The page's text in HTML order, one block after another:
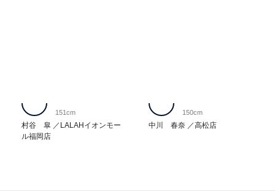
村谷 皐
LALAHイオンモー
ル福岡店
151cm
中川 春奈 高松店
150cm